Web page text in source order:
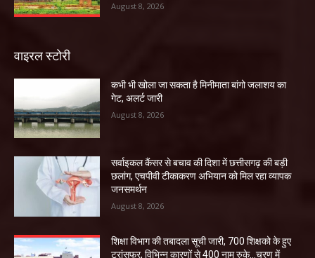
August 8, 2026
वाइरल स्टोरी
कभी भी खोला जा सकता है मिनीमाता बांगो जलाशय का
गेट, अलर्ट जारी
August 8, 2026
सर्वाइकल कैंसर से बचाव की दिशा में छत्तीसगढ़ की बड़ी
छलांग, एचपीवी टीकाकरण अभियान को मिल रहा व्यापक
जनसमर्थन
August 8, 2026
शिक्षा विभाग की तबादला सूची जारी, 700 शिक्षको के हुए
ट्रांसफर, विभिन्न कारणों से 400 नाम रुके…चरण में